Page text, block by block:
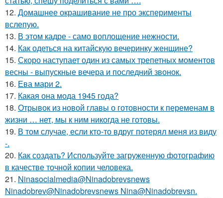
12. Домашнее окрашивание не про эксперименты
вслепую.
13. В этом кадре - само воплощение нежности.
14. Как одеться на китайскую вечеринку женщине?
15. Скоро наступает один из самых трепетных моментов
весны - выпускные вечера и последний звонок.
16. Ева мари 2.
17. Какая она мода 1945 года?
18. Отрывок из новой главы о готовности к переменам в
жизни … нет, мы к ним никогда не готовы.
19. В том случае, если кто-то вдруг потерял меня из виду
-.
20. Как создать? Используйте загруженную фотографию
в качестве точной копии человека.
21. Ninasocialmedia@Ninadobrevsnews
Ninadobrev@Ninadobrevsnews Nina@Ninadobrevsn.